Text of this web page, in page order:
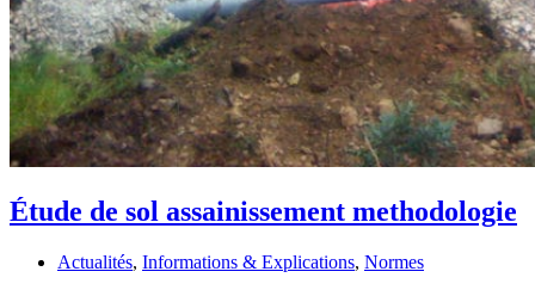
Étude de sol assainissement methodologie
Actualités, Informations & Explications, Normes